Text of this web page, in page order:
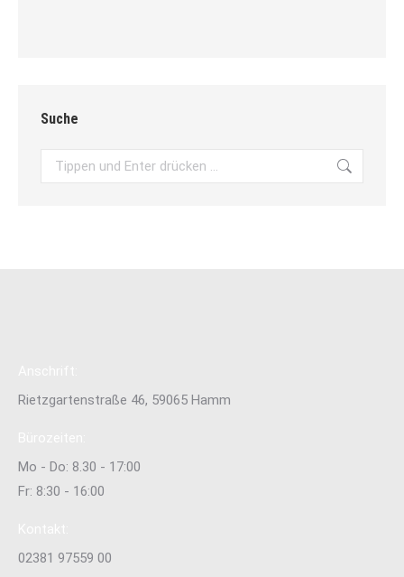
Suche
Search:
Rietzgartenstraße 46, 59065 Hamm
Mo - Do: 8.30 - 17:00
Fr: 8:30 - 16:00
02381 97559 00